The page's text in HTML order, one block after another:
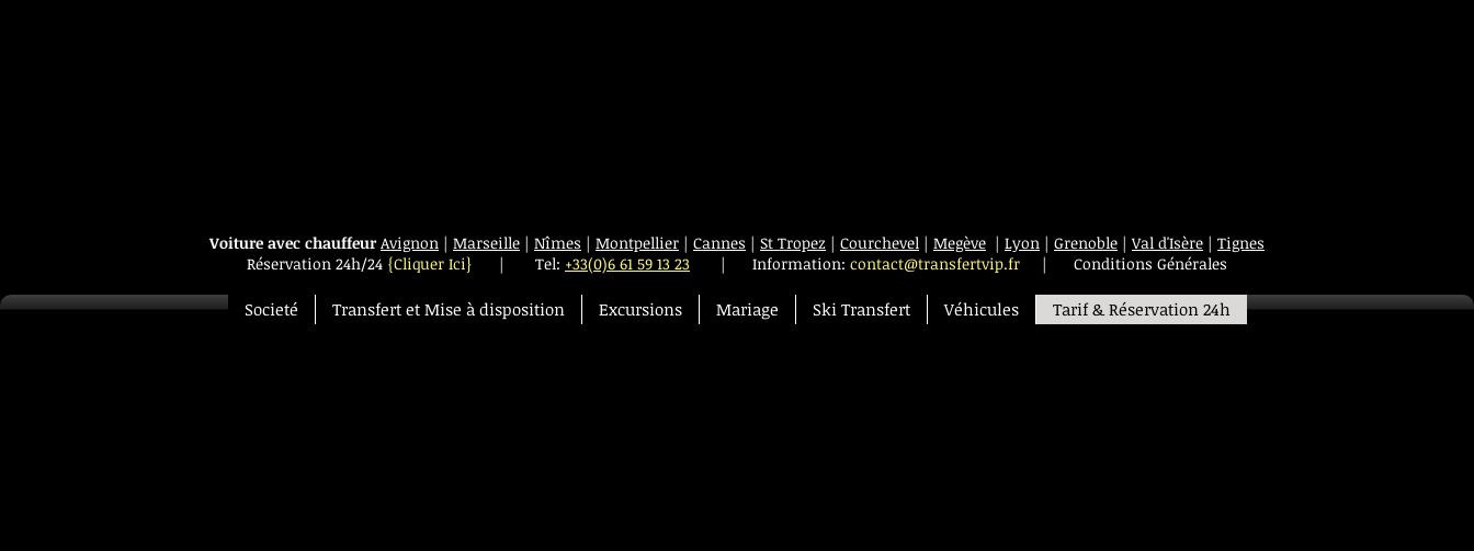
Voiture avec chauffeur Avignon | Marseille | Nîmes | Montpellier | Cannes | St Tropez | Courchevel | Megève | Lyon | Grenoble |Val d'Isère | Tignes
Réservation 24h/24 {Cliquer Ici} | Tel: +33(0)6 61 59 13 23 | Information: contact@transfertvip.fr | Conditions Générales
Societé Transfert et Mise à disposition Excursions Mariage Ski Transfert Véhicules Tarif & Réservation 24h